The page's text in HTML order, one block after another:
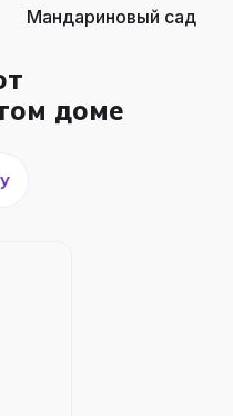
Мандариновый сад
доме